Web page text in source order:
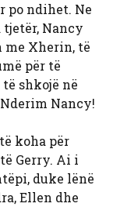
po ndihet. Ne
tjetër, Nancy
me Xherin, të
për të
shkojë në
Nancy!
koha për
Gerry. Ai i
duke lënë
Ellen dhe